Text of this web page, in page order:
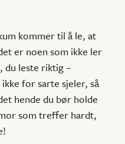
kommer til å le, at
er noen som ikke ler
du leste riktig –
for sarte sjeler, så
hende du bør holde
som treffer hardt,